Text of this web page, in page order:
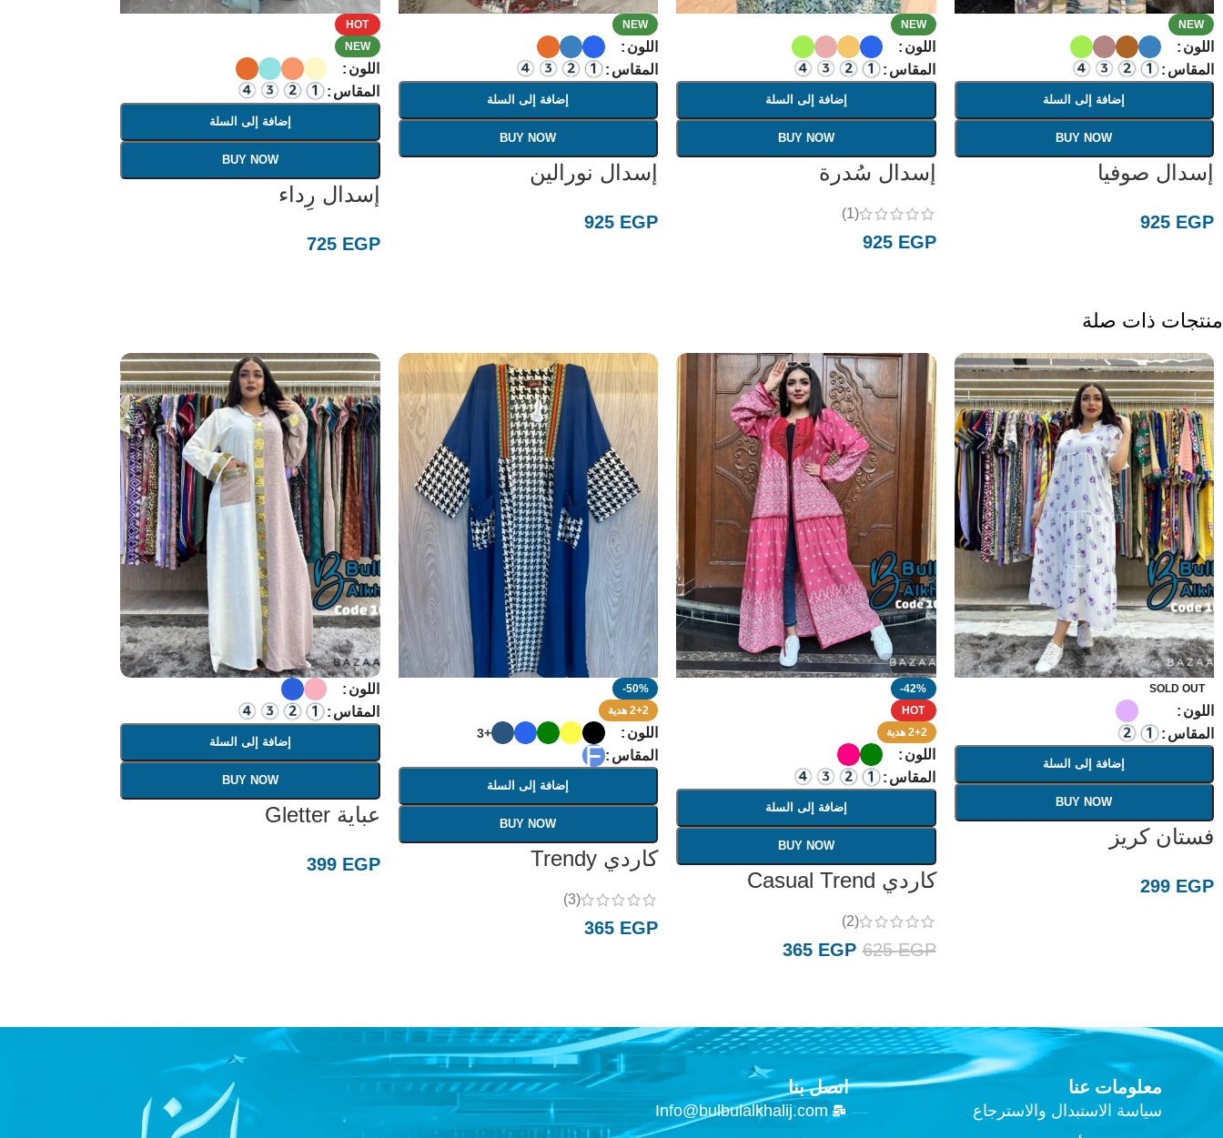
NEW
اللون
المقاس
إضافة إلى السلة
BUY NOW
إسدال صوفيا
925 EGP
NEW
اللون
المقاس
إضافة إلى السلة
BUY NOW
إسدال سُدرة
(1)
925 EGP
NEW
اللون
المقاس
إضافة إلى السلة
BUY NOW
إسدال نورالين
925 EGP
HOT
NEW
اللون
المقاس
إضافة إلى السلة
BUY NOW
إسدال رِداء
725 EGP
منتجات ذات صلة
SOLD OUT
اللون
المقاس
إضافة إلى السلة
BUY NOW
فستان كريز
299 EGP
-42%
HOT
2+2 هدية
اللون
المقاس
إضافة إلى السلة
BUY NOW
كاردي Casual Trend
(2)
625EGP
365 EGP
-50%
2+2 هدية
اللون +3
المقاس
إضافة إلى السلة
BUY NOW
كاردي Trendy
(3)
365 EGP
اللون
المقاس
إضافة إلى السلة
BUY NOW
عباية Gletter
399 EGP
معلومات عنا
سياسة الاستبدال والاسترجاع
اتصل بنا
Info@bulbulalkhalij.com